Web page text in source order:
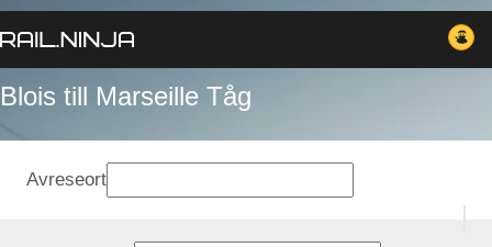
Blois till Marseille Tåg
Avreseort